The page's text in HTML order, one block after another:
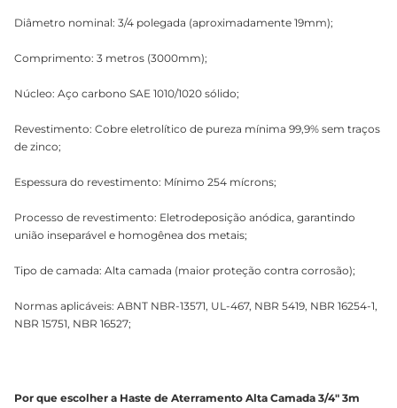
Diâmetro nominal: 3/4 polegada (aproximadamente 19mm);
Comprimento: 3 metros (3000mm);
Núcleo: Aço carbono SAE 1010/1020 sólido;
Revestimento: Cobre eletrolítico de pureza mínima 99,9% sem traços
de zinco;
Espessura do revestimento: Mínimo 254 mícrons;
Processo de revestimento: Eletrodeposição anódica, garantindo
união inseparável e homogênea dos metais;
Tipo de camada: Alta camada (maior proteção contra corrosão);
Normas aplicáveis: ABNT NBR-13571, UL-467, NBR 5419, NBR 16254-1,
NBR 15751, NBR 16527;
Por que escolher a Haste de Aterramento Alta Camada 3/4" 3m